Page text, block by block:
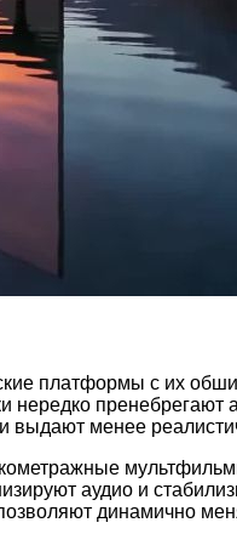
платформы с их
нередко
выдают менее
аудио и
динамично